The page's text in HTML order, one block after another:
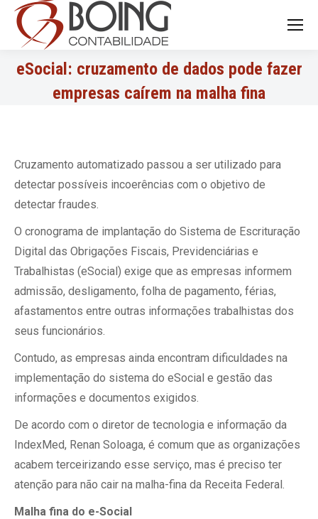
Search:
eSocial: cruzamento de dados pode fazer
empresas caírem na malha fina
Cruzamento automatizado passou a ser utilizado para
detectar possíveis incoerências com o objetivo de
detectar fraudes.
O cronograma de implantação do Sistema de Escrituração
Digital das Obrigações Fiscais, Previdenciárias e
Trabalhistas (eSocial) exige que as empresas informem
admissão, desligamento, folha de pagamento, férias,
afastamentos entre outras informações trabalhistas dos
seus funcionários.
Contudo, as empresas ainda encontram dificuldades na
implementação do sistema do eSocial e gestão das
informações e documentos exigidos.
De acordo com o diretor de tecnologia e informação da
IndexMed, Renan Soloaga, é comum que as organizações
acabem terceirizando esse serviço, mas é preciso ter
atenção para não cair na malha-fina da Receita Federal.
Malha fina do e-Social